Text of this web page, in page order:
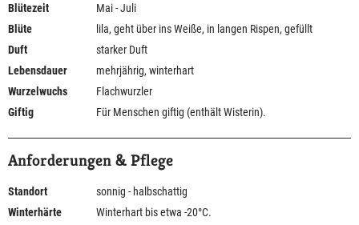
Blütezeit
Mai - Juli
Blüte
lila, geht über ins Weiße, in langen Rispen, gefüllt
Duft
starker Duft
Lebensdauer
mehrjährig, winterhart
Wurzelwuchs
Flachwurzler
Giftig
Für Menschen giftig (enthält Wisterin).
Anforderungen & Pflege
Standort
sonnig - halbschattig
Winterhärte
Winterhart bis etwa -20°C.